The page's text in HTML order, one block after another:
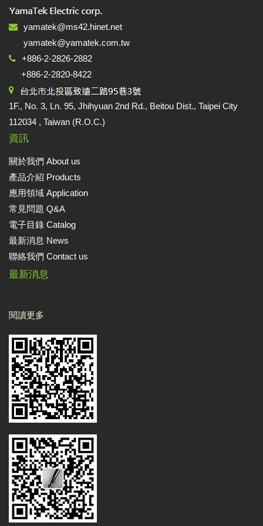
yamatek@ms42.hinet.net
yamatek@yamatek.com.tw
+886-2-2826-2882
+886-2-2820-8422
1F., No. 3, Ln. 95, Jhihyuan 2nd Rd., Beitou Dist., Taipei City
112034 , Taiwan (R.O.C.)
資訊
關於我們 About us
產品介紹 Products
應用領域 Application
常見問題 Q&A
電子目錄 Catalog
最新消息 News
聯絡我們 Contact us
最新消息
閱讀更多